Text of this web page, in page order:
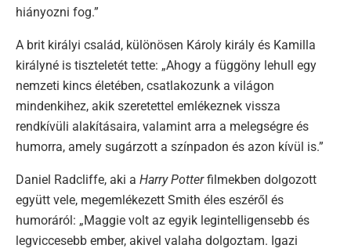
hiányozni fog.”
A brit királyi család, különösen Károly király és Kamilla
királyné is tiszteletét tette: „Ahogy a függöny lehull egy
nemzeti kincs életében, csatlakozunk a világon
mindenkihez, akik szeretettel emlékeznek vissza
rendkívüli alakításaira, valamint arra a melegségre és
humorra, amely sugárzott a színpadon és azon kívül is.”
Daniel Radcliffe, aki a Harry Potterfilmekben dolgozott
együtt vele, megemlékezett Smith éles eszéről és
humoráról: „Maggie volt az egyik legintelligensebb és
legviccesebb ember, akivel valaha dolgoztam. Igazi